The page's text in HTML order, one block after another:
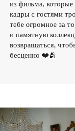
из фильма, которые
кадры с гостями
тебе огромное за
и памятную
возвращаться,
бесценно ❤️🫂